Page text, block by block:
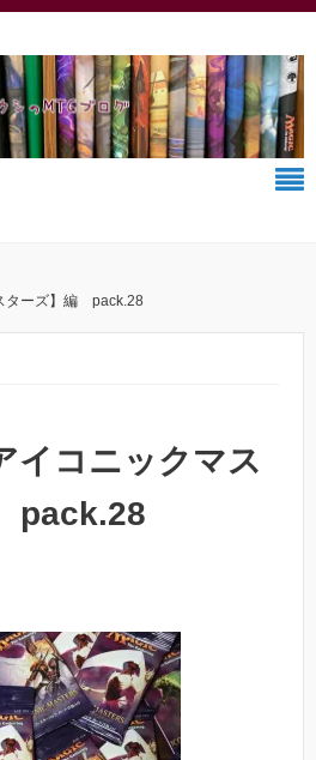
ターズ】編 pack.28
イコニックマス
pack.28